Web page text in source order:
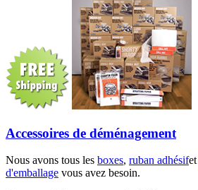
Accessoires de déménagement
Nous avons tous les boxes, ruban adhésifet
d'emballage vous avez besoin.